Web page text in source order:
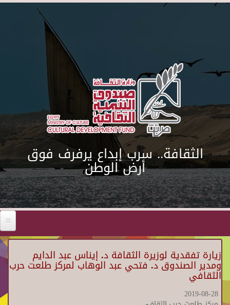
Skip to main content
الثقافة.. سرب إبداع يرفرف فوق
أرض الوطن
زيارة تفقدية لوزيرة الثقافة د. إيناس عبد الدايم
ومدير الصندوق د. فتحي عبد الوهاب لمركز طلعت حرب
الثقافي
2019-08-28